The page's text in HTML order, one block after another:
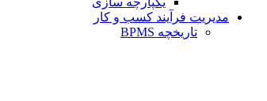
مدیریت فرآیند کسب و کار
تاریخچه BPMS